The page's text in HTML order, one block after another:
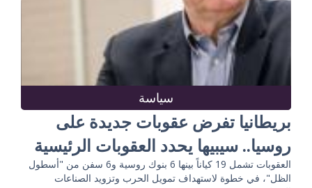
سياسة
بريطانيا تفرض عقوبات جديدة على
روسيا.. سيبيها يحدد العقوبات الرئيسية
العقوبات تشمل 19 كياناً بينها 6 بنوك روسية و6 سفن من "أسطول
الظل"، في خطوة لاستهداف تمويل الحرب وتزويد الصناعات